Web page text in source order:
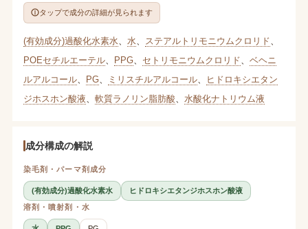
タップで成分の詳細が見られます
(有効成分)過酸化水素水 水 ステアルトリモニウムクロリド
POEセチルエーテル、 PPG、 セトリモニウムクロリド
ベヘニ
ルアルコール、 PG、 ミリスチルアルコール、
ヒドロキシエタン
ジホスホン酸液
軟質ラノリン脂肪酸 水酸化ナトリウム液
成分構成の解説
染毛剤・パーマ剤成分
(有効成分)過酸化水素水
ヒドロキシエタンジホスホン酸液
溶剤・噴射剤・水